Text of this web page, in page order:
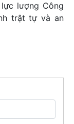
lượng Công
trật tự và an